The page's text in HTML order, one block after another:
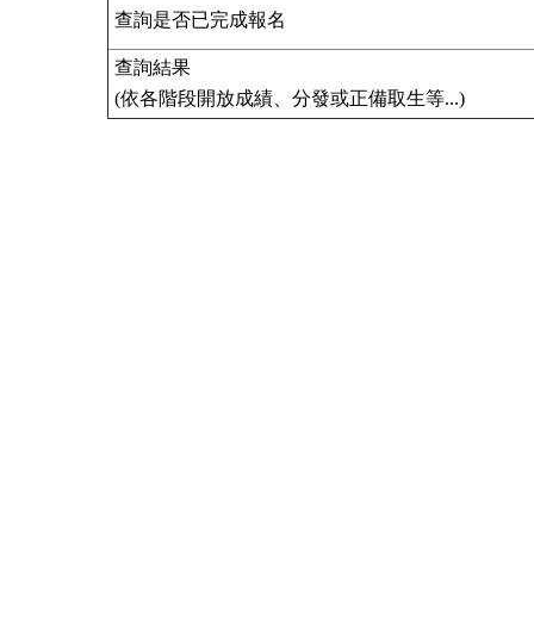
查詢是否已完成報名
查詢結果
(依各階段開放成績、分發或正備取生等...)